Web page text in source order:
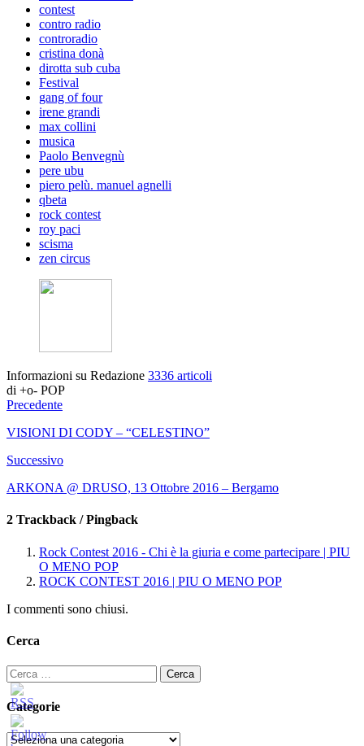
contest
contro radio
controradio
cristina donà
dirotta sub cuba
Festival
gang of four
irene grandi
max collini
musica
Paolo Benvegnù
pere ubu
piero pelù. manuel agnelli
qbeta
rock contest
roy paci
scisma
zen circus
Informazioni su Redazione 3336 articoli
di +o- POP
Precedente
VISIONI DI CODY – “CELESTINO”
Successivo
ARKONA @ DRUSO, 13 Ottobre 2016 – Bergamo
2 Trackback / Pingback
Rock Contest 2016 - Chi è la giuria e come partecipare | PIU
O MENO POP
ROCK CONTEST 2016 | PIU O MENO POP
I commenti sono chiusi.
Cerca
Ricerca
per:
Categorie
Categorie